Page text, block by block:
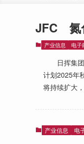
JFC 氮
产业信息 电子
日挥集团
计划2025年
将持续扩大
产业信息 电